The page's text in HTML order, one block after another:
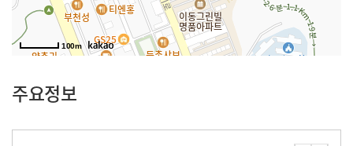
100m
주요정보